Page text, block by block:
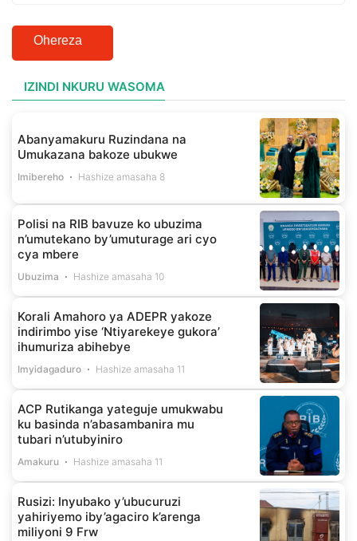
Ohereza
IZINDI NKURU WASOMA
Abanyamakuru Ruzindana na
Umukazana bakoze ubukwe
Imibereho Hashize amasaha 8
Polisi na RIB bavuze ko ubuzima
n’umutekano by’umuturage ari cyo
cya mbere
Ubuzima Hashize amasaha 10
Korali Amahoro ya ADEPR yakoze
indirimbo yise ‘Ntiyarekeye gukora’
ihumuriza abihebye
Imyidagaduro Hashize amasaha 11
ACP Rutikanga yateguje umukwabu
ku basinda n’abasambanira mu
tubari n’utubyiniro
Amakuru Hashize amasaha 11
Rusizi: Inyubako y’ubucuruzi
yahiriyemo iby’agaciro k’arenga
miliyoni 9 Frw